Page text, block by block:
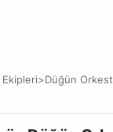
>Düğün